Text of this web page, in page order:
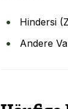
Hindersi
Andere